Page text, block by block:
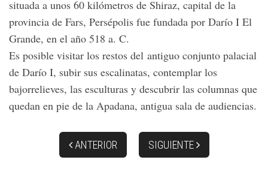
situada a unos 60 kilómetros de Shiraz, capital de la
provincia de Fars, Persépolis fue fundada por Darío I El
Grande, en el año 518 a. C.
Es posible visitar los restos del antiguo conjunto palacial
de Darío I, subir sus escalinatas, contemplar los
bajorrelieves, las esculturas y descubrir las columnas que
quedan en pie de la Apadana, antigua sala de audiencias.
ANTERIOR SIGUIENTE